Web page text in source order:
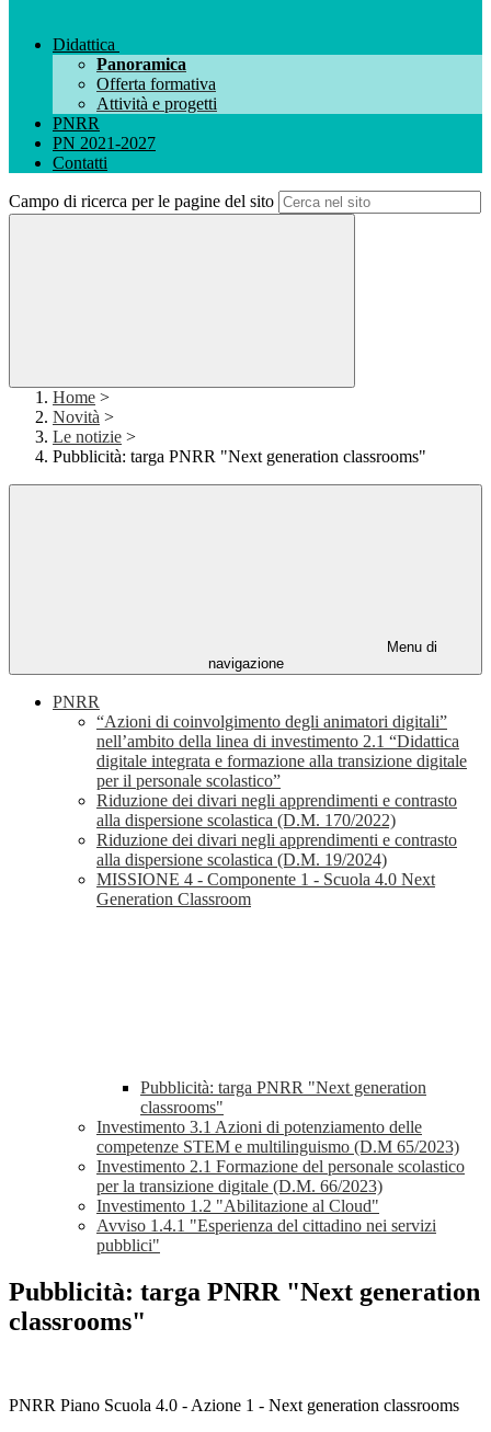
Didattica
Panoramica
Offerta formativa
Attività e progetti
PNRR
PN 2021-2027
Contatti
Campo di ricerca per le pagine del sito
Home >
Novità >
Le notizie >
Pubblicità: targa PNRR "Next generation classrooms"
Menu di
navigazione
PNRR
“Azioni di coinvolgimento degli animatori digitali”
nell’ambito della linea di investimento 2.1 “Didattica
digitale integrata e formazione alla transizione digitale
per il personale scolastico”
Riduzione dei divari negli apprendimenti e contrasto
alla dispersione scolastica (D.M. 170/2022)
Riduzione dei divari negli apprendimenti e contrasto
alla dispersione scolastica (D.M. 19/2024)
MISSIONE 4 - Componente 1 - Scuola 4.0 Next
Generation Classroom
Pubblicità: targa PNRR "Next generation
classrooms"
Investimento 3.1 Azioni di potenziamento delle
competenze STEM e multilinguismo (D.M 65/2023)
Investimento 2.1 Formazione del personale scolastico
per la transizione digitale (D.M. 66/2023)
Investimento 1.2 "Abilitazione al Cloud"
Avviso 1.4.1 "Esperienza del cittadino nei servizi
pubblici"
Pubblicità: targa PNRR "Next generation
classrooms"
PNRR Piano Scuola 4.0 - Azione 1 - Next generation classrooms